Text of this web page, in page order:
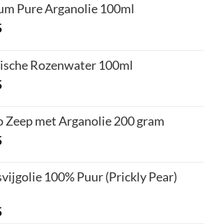
Pure Arganolie 100ml
Rozenwater 100ml
Zeep met Arganolie 200 gram
100% Puur (Prickly Pear)